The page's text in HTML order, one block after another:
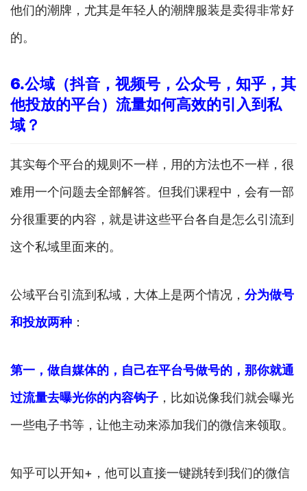
他们的潮牌，尤其是年轻人的潮牌服装是卖得非常好
的。
6.公域（抖音，视频号，公众号，知乎，其
他投放的平台）流量如何高效的引入到私
域？
其实每个平台的规则不一样，用的方法也不一样，很
难用一个问题去全部解答。但我们课程中，会有一部
分很重要的内容，就是讲这些平台各自是怎么引流到
这个私域里面来的。
公域平台引流到私域，大体上是两个情况， 分为做号
和投放两种 ：
第一，做自媒体的，自己在平台号做号的，那你就通
过流量去曝光你的内容钩子 ，比如说像我们就会曝光
一些电子书等，让他主动来添加我们的微信来领取。
知乎可以开知+，他可以直接一键跳转到我们的微信